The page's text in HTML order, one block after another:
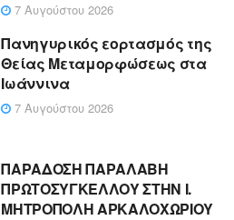
7 Αυγούστου 2026
Πανηγυρικός εορτασμός της
Θείας Μεταμορφώσεως στα
Ιωάννινα
7 Αυγούστου 2026
ΠΑΡΑΔΟΣΗ ΠΑΡΑΛΑΒΗ
ΠΡΩΤΟΣΥΓΚΕΛΛΟΥ ΣΤΗΝ Ι.
ΜΗΤΡΟΠΟΛΗ ΑΡΚΑΛΟΧΩΡΙΟΥ